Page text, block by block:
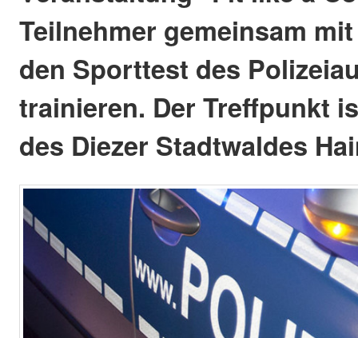
Teilnehmer gemeinsam
den Sporttest des
trainieren. Der Treffpunkt
des Diezer Stadtwaldes